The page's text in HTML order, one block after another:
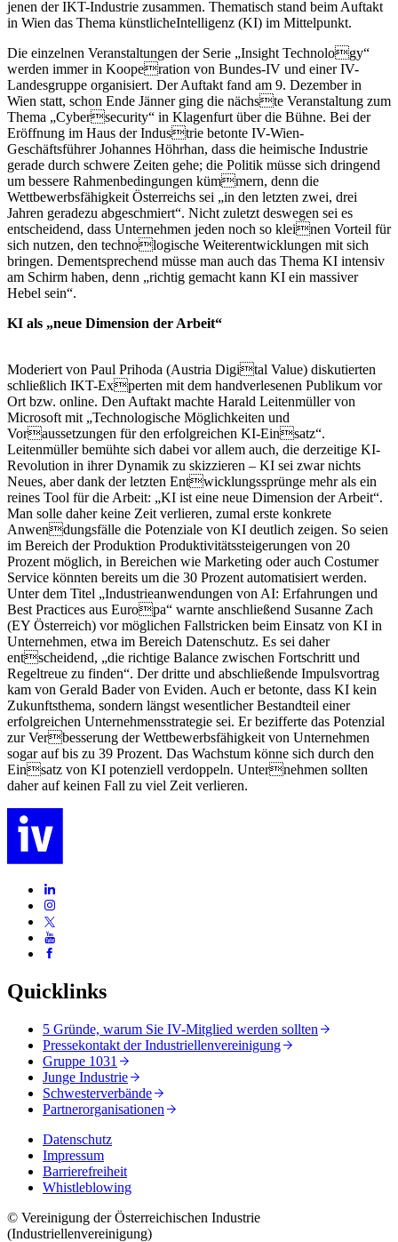
jenen der IKT-Industrie zusammen. Thematisch stand beim Auftakt
in Wien das Thema künstlicheIntelligenz (KI) im Mittelpunkt.
Die einzelnen Veranstaltungen der Serie „Insight Technology“
werden immer in Kooperation von Bundes-IV und einer IV-
Landesgruppe organisiert. Der Auftakt fand am 9. Dezember in
Wien statt, schon Ende Jänner ging die nächste Veranstaltung zum
Thema „Cybersecurity“ in Klagenfurt über die Bühne. Bei der
Eröffnung im Haus der Industrie betonte IV-Wien-
Geschäftsführer Johannes Höhrhan, dass die heimische Industrie
gerade durch schwere Zeiten gehe; die Politik müsse sich dringend
um bessere Rahmenbedingungen kümmern, denn die
Wettbewerbsfähigkeit Österreichs sei „in den letzten zwei, drei
Jahren geradezu abgeschmiert“. Nicht zuletzt deswegen sei es
entscheidend, dass Unternehmen jeden noch so kleinen Vorteil für
sich nutzen, den technologische Weiterentwicklungen mit sich
bringen. Dementsprechend müsse man auch das Thema KI intensiv
am Schirm haben, denn „richtig gemacht kann KI ein massiver
Hebel sein“.
KI als „neue Dimension der Arbeit“
Moderiert von Paul Prihoda (Austria Digital Value) diskutierten
schließlich IKT-Experten mit dem handverlesenen Publikum vor
Ort bzw. online. Den Auftakt machte Harald Leitenmüller von
Microsoft mit „Technologische Möglichkeiten und
Voraussetzungen für den erfolgreichen KI-Einsatz“.
Leitenmüller bemühte sich dabei vor allem auch, die derzeitige KI-
Revolution in ihrer Dynamik zu skizzieren – KI sei zwar nichts
Neues, aber dank der letzten Entwicklungssprünge mehr als ein
reines Tool für die Arbeit: „KI ist eine neue Dimension der Arbeit“.
Man solle daher keine Zeit verlieren, zumal erste konkrete
Anwendungsfälle die Potenziale von KI deutlich zeigen. So seien
im Bereich der Produktion Produktivitätssteigerungen von 20
Prozent möglich, in Bereichen wie Marketing oder auch Costumer
Service könnten bereits um die 30 Prozent automatisiert werden.
Unter dem Titel „Industrieanwendungen von AI: Erfahrungen und
Best Practices aus Europa“ warnte anschließend Susanne Zach
(EY Österreich) vor möglichen Fallstricken beim Einsatz von KI in
Unternehmen, etwa im Bereich Datenschutz. Es sei daher
entscheidend, „die richtige Balance zwischen Fortschritt und
Regeltreue zu finden“. Der dritte und abschließende Impulsvortrag
kam von Gerald Bader von Eviden. Auch er betonte, dass KI kein
Zukunftsthema, sondern längst wesentlicher Bestandteil einer
erfolgreichen Unternehmensstrategie sei. Er bezifferte das Potenzial
zur Verbesserung der Wettbewerbsfähigkeit von Unternehmen
sogar auf bis zu 39 Prozent. Das Wachstum könne sich durch den
Einsatz von KI potenziell verdoppeln. Unternehmen sollten
daher auf keinen Fall zu viel Zeit verlieren.
Quicklinks
5 Gründe, warum Sie IV-Mitglied werden sollten
Pressekontakt der Industriellenvereinigung
Gruppe 1031
Junge Industrie
Schwesterverbände
Partnerorganisationen
Datenschutz
Impressum
Barrierefreiheit
Whistleblowing
© Vereinigung der Österreichischen Industrie
(Industriellenvereinigung)